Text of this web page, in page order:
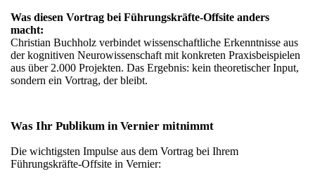
Was diesen Vortrag bei Führungskräfte-Offsite anders
macht:
Christian Buchholz verbindet wissenschaftliche Erkenntnisse aus
der kognitiven Neurowissenschaft mit konkreten Praxisbeispielen
aus über 2.000 Projekten. Das Ergebnis: kein theoretischer Input,
sondern ein Vortrag, der bleibt.
Was Ihr Publikum in Vernier mitnimmt
Die wichtigsten Impulse aus dem Vortrag bei Ihrem
Führungskräfte-Offsite in Vernier: